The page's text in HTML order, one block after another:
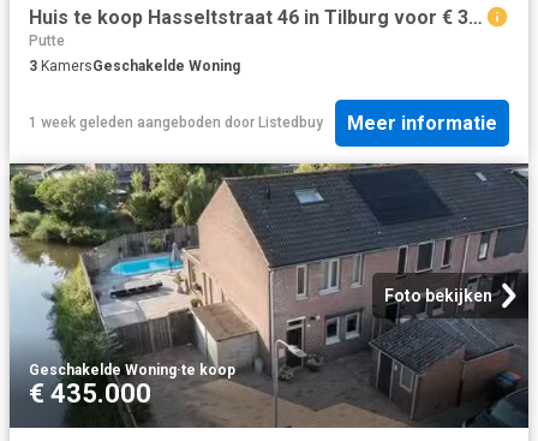
Huis te koop Hasseltstraat 46 in Tilburg voor € 398.000
Putte
3 KamersGeschakelde Woning
1 week geleden aangeboden door Listedbuy Meer informatie
Foto bekijken
Geschakelde Woning·te koop
€ 435.000